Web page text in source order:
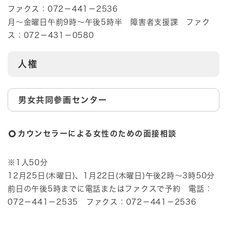
ファクス：072－441－2536
月～金曜日午前9時～午後5時半 障害者支援課 ファク
ス：072－431－0580
人権
男女共同参画センター
カウンセラーによる女性のための面接相談
※1人50分
12月25日(木曜日)、1月22日(木曜日)午後2時～3時50分
前日の午後5時までに電話またはファクスで予約 電話：
072－441－2535 ファクス：072－441－2536